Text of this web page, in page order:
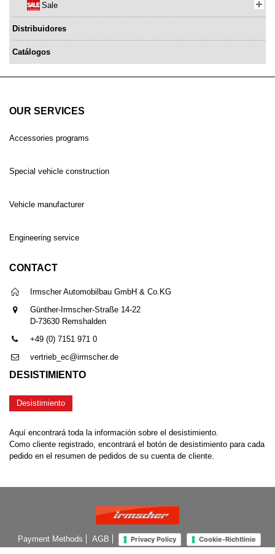
Sale
Distribuidores
Catálogos
OUR SERVICES
Accessories programs
Special vehicle construction
Vehicle manufacturer
Engineering service
CONTACT
Irmscher Automobilbau GmbH & Co.KG
Günther-Irmscher-Straße 14-22
D-73630 Remshalden
+49 (0) 7151 971 0
vertrieb_ec@irmscher.de
DESISTIMIENTO
Desistimiento
Aquí encontrará toda la información sobre el desistimiento.
Como cliente registrado, encontrará el botón de desistimiento para cada
pedido en el resumen de pedidos de su cuenta de cliente.
Payment Methods AGB Privacy Policy Cookie-Richtlinie